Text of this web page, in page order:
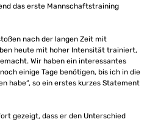
das erste Mannschaftstraining
nach der langen Zeit mit
heute mit hoher Intensität trainiert,
Wir haben ein interessantes
einige Tage benötigen, bis ich in die
habe“, so ein erstes kurzes Statement
gezeigt, dass er den Unterschied